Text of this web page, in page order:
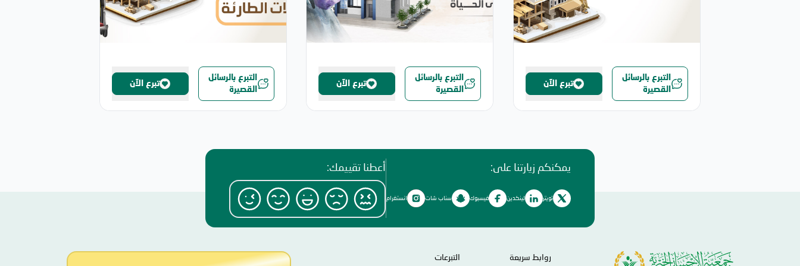
التبرع بالرسائل
القصيرة
تبرع الآن
التبرع بالرسائل
القصيرة
تبرع الآن
التبرع بالرسائل
القصيرة
تبرع الآن
يمكنكم زيارتنا على:
تويتر لينكدين فيسبوك سناب شات انستغرام
أعطنا تقييمك:
روابط سريعة التبرعات